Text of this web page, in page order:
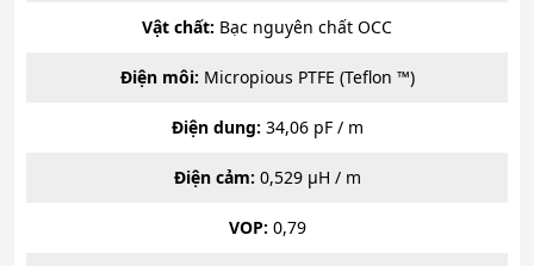
Vật chất: Bạc nguyên chất OCC
Điện môi: Micropious PTFE (Teflon ™)
Điện dung: 34,06 pF / m
Điện cảm: 0,529 µH / m
VOP: 0,79